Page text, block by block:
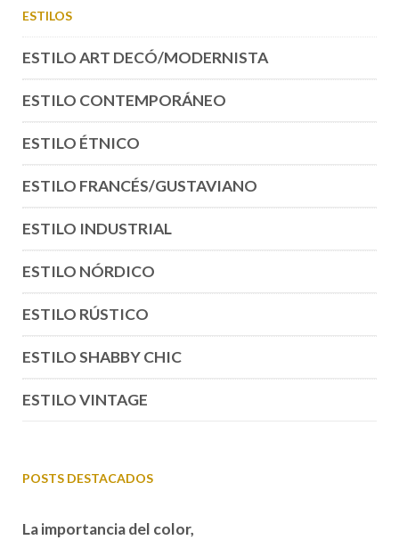
ESTILOS
ESTILO ART DECÓ/MODERNISTA
ESTILO CONTEMPORÁNEO
ESTILO ÉTNICO
ESTILO FRANCÉS/GUSTAVIANO
ESTILO INDUSTRIAL
ESTILO NÓRDICO
ESTILO RÚSTICO
ESTILO SHABBY CHIC
ESTILO VINTAGE
POSTS DESTACADOS
La importancia del color,